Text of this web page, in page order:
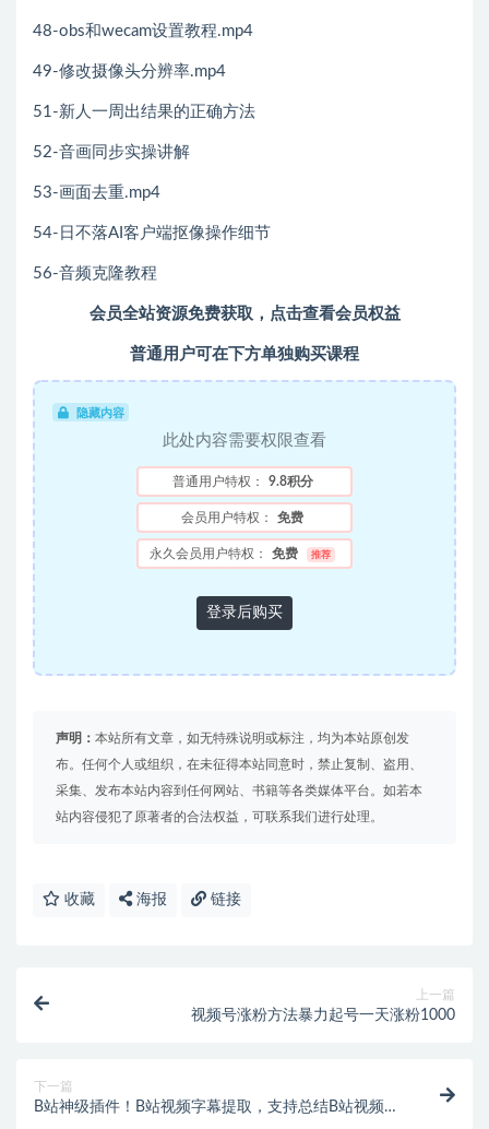
48-obs和wecam设置教程.mp4
49-修改摄像头分辨率.mp4
51-新人一周出结果的正确方法
52-音画同步实操讲解
53-画面去重.mp4
54-日不落AI客户端抠像操作细节
56-音频克隆教程
会员全站资源免费获取，点击查看会员权益
普通用户可在下方单独购买课程
隐藏内容
此处内容需要权限查看
普通用户特权： 9.8积分
会员用户特权： 免费
永久会员用户特权： 免费 推荐
登录后购买
声明： 本站所有文章，如无特殊说明或标注，均为本站原创发
布。任何个人或组织，在未征得本站同意时，禁止复制、盗用、
采集、发布本站内容到任何网站、书籍等各类媒体平台。如若本
站内容侵犯了原著者的合法权益，可联系我们进行处理。
收藏 海报 链接
上一篇
视频号涨粉方法暴力起号一天涨粉1000
下一篇
B站神级插件！B站视频字幕提取，支持总结B站视频、